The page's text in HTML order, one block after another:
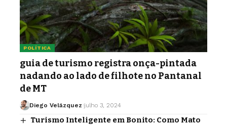
POLÍTICA
guia de turismo registra onça-pintada
nadando ao lado de filhote no Pantanal
de MT
Diego Velázquez julho 3, 2024
Turismo Inteligente em Bonito: Como Mato